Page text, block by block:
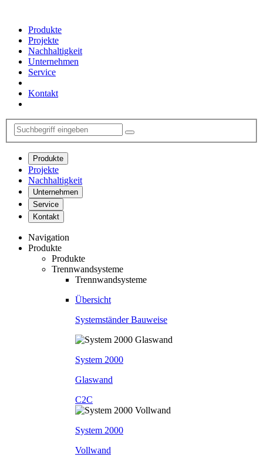
Produkte
Projekte
Nachhaltigkeit
Unternehmen
Service
Kontakt
Produkte
Projekte
Nachhaltigkeit
Unternehmen
Service
Kontakt
Navigation
Produkte
Produkte
Trennwandsysteme
Trennwandsysteme
Übersicht
Systemständer Bauweise
System 2000
Glaswand
C2C
System 2000
Vollwand